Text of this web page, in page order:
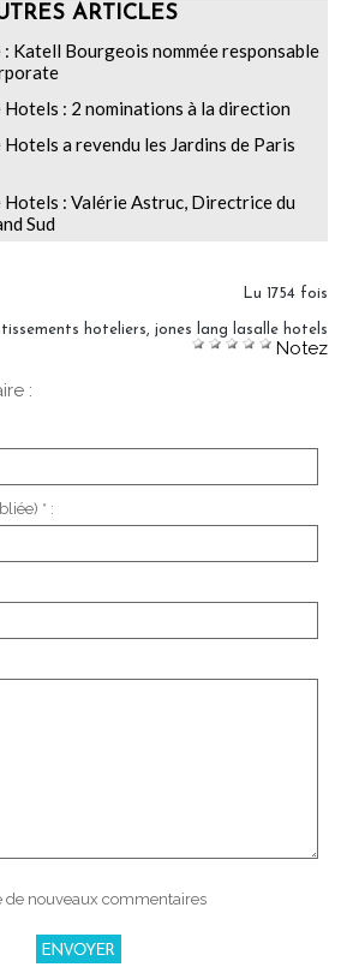
ARTICLES
: Katell Bourgeois nommée responsable
Hotels : 2 nominations à la direction
Hotels a revendu les Jardins de Paris
Hotels : Valérie Astruc, Directrice du
Sud
Lu 1754 fois
hoteliers jones lang lasalle hotels
Notez
:
* :
de nouveaux commentaires